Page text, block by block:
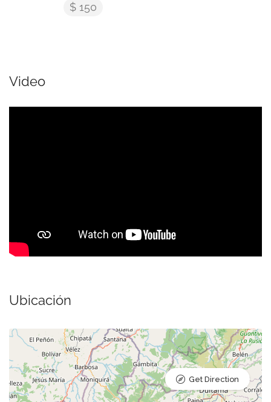
$ 150
Video
Ubicación
Get Direction